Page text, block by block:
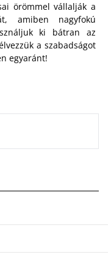
örömmel vállalják a
amiben nagyfokú
ki bátran az
a szabadságot
egyaránt!